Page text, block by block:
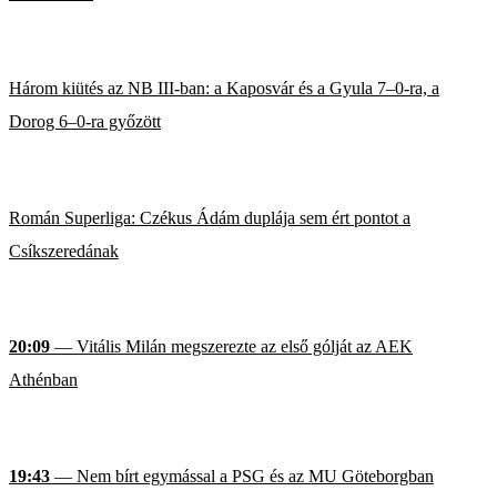
Három kiütés az NB III-ban: a Kaposvár és a Gyula 7–0-ra, a
Dorog 6–0-ra győzött
Román Superliga: Czékus Ádám duplája sem ért pontot a
Csíkszeredának
20:09 — Vitális Milán megszerezte az első gólját az AEK
Athénban
19:43 — Nem bírt egymással a PSG és az MU Göteborgban